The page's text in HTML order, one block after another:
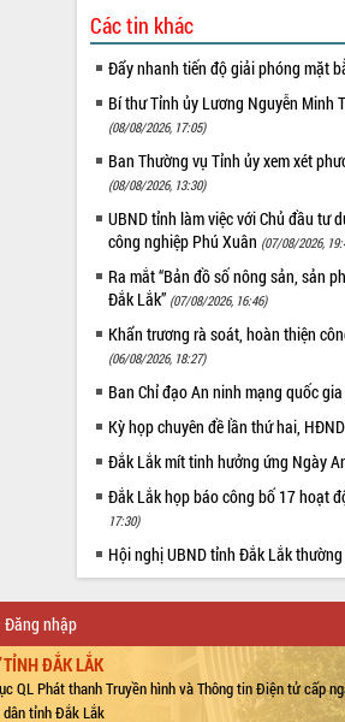
Các tin khác
Đẩy nhanh tiến độ giải phóng mặt
Bí thư Tỉnh ủy Lương Nguyễn Minh
(08/08/2026, 17:05)
Ban Thường vụ Tỉnh ủy xem xét
(08/08/2026, 13:30)
UBND tỉnh làm việc với Chủ đầu tư
công nghiệp Phú Xuân (07/08/2026,
Ra mắt “Bản đồ số nông sản, sản
Đắk Lắk” (07/08/2026, 16:46)
Khẩn trương rà soát, hoàn thiện
(06/08/2026, 18:27)
Ban Chỉ đạo An ninh mạng quốc
Kỳ họp chuyên đề lần thứ hai,
Đắk Lắk mít tinh hưởng ứng Ngày
Đắk Lắk họp báo công bố 17 hoạt
17:30)
Hội nghị UBND tỉnh Đắk Lắk
Đăng nhập
ĐẮK LẮK
QL Phát thanh Truyền hình và Thông tin Điện tử cấp
dân tỉnh Đắk Lắk